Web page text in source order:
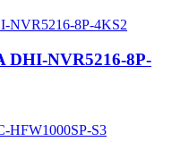
DHI-NVR5216-8P-